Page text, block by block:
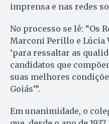
imprensa e nas redes
No processo se lê: “Os
Marconi Perillo e Lúcia
‘para ressaltar as
candidatos que
suas melhores
Goiás’”.
Em unanimidade, o